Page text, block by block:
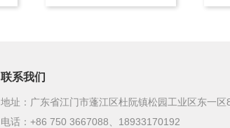
联系我们
地址：广东省江门市蓬江区杜阮镇松园工业区东一区
电话：+86 750 3667088、18933170192